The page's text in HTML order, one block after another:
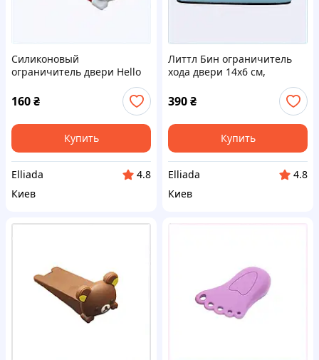
Силиконовый
ограничитель двери Hello
74C202A0P4
160₴
Купить
Elliada
4.8
Киев
Литтл Бин ограничитель
хода двери 14х6 см,
390₴
Купить
Elliada
4.8
Киев